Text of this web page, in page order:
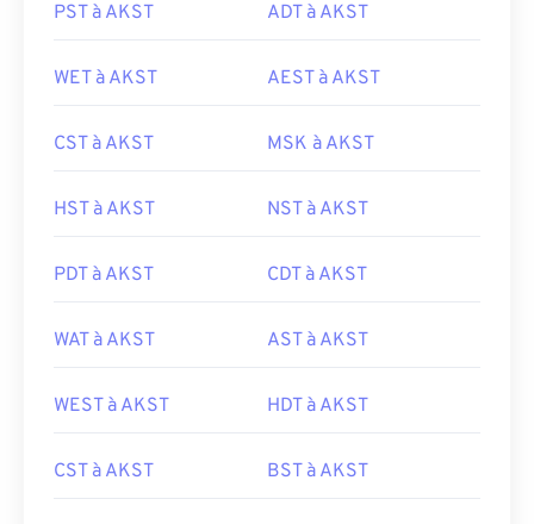
PST à AKST ADT à AKST
WET à AKST AEST à AKST
CST à AKST MSK à AKST
HST à AKST NST à AKST
PDT à AKST CDT à AKST
WAT à AKST AST à AKST
WEST à AKST HDT à AKST
CST à AKST BST à AKST